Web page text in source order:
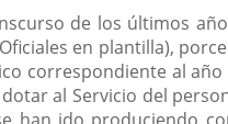
de los últimos
en plantilla),
correspondiente al
al Servicio del